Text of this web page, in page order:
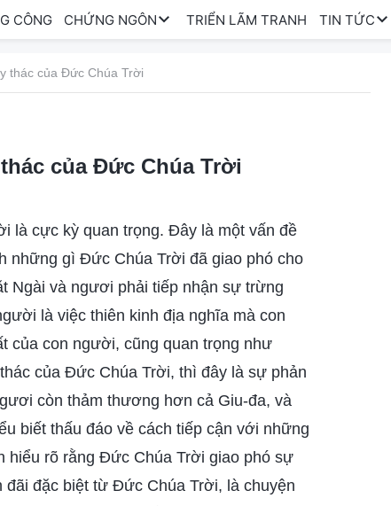
CÔNG CHỨNG NGÔN TRIỂN LÃM TRANH TIN TỨC
thác của Đức Chúa Trời
của Đức Chúa Trời
là cực kỳ quan trọng. Đây là một vấn đề
những gì Đức Chúa Trời đã giao phó cho
và ngươi phải tiếp nhận sự trừng
là việc thiên kinh địa nghĩa mà con
của con người, cũng quan trọng như
của Đức Chúa Trời, thì đây là sự phản
còn thảm thương hơn cả Giu-đa, và
biết thấu đáo về cách tiếp cận với những
rõ rằng Đức Chúa Trời giao phó sự
đặc biệt từ Đức Chúa Trời, là chuyện